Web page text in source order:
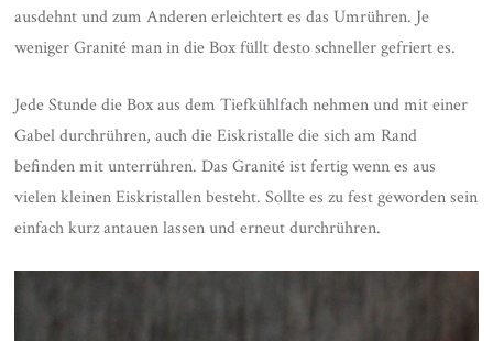
ausdehnt und zum Anderen erleichtert es das Umrühren. Je
weniger Granité man in die Box füllt desto schneller gefriert es.
Jede Stunde die Box aus dem Tiefkühlfach nehmen und mit einer
Gabel durchrühren, auch die Eiskristalle die sich am Rand
befinden mit unterrühren. Das Granité ist fertig wenn es aus
vielen kleinen Eiskristallen besteht. Sollte es zu fest geworden sein
einfach kurz antauen lassen und erneut durchrühren.